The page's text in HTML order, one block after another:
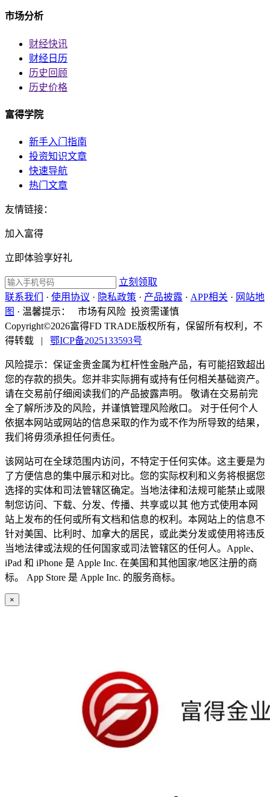
市场分析
财经快讯
财经日历
历史回顾
历史价格
富得学院
新手入门指南
投资知识文章
快速导航
热门文章
友情链接：
加入富得
立即体验享好礼
立刻领取
联系我们
· 使用协议 · 隐私政策 · 产品披露 · APP相关 · 网站地
图 · 温馨提示：
市场有风险 投资需谨慎
Copyright©2026富得FD TRADE版权所有，保留所有权利，不
得转载
| 鄂ICP备2025133593号
风险提示：保证金贵金属为杠杆性金融产品，有可能招致超出
您的存款的损失。您并非实际拥有或持有任何相关基础资产。
请在交易前仔细阅读我们的产品披露声明。 敬请在交易前完
全了解所涉及的风险，并谨慎管理风险敞口。 对于任何个人
依据本网站或网站的信息采取的作为或不作为所导致的结果，
我们将毋须承担任何责任。
该网站可在全球范围内访问，不特定于任何实体。这主要是为
了方便信息的集中展示和对比。您的实际权利和义务将根据您
选择的实体和司法管辖区确定。当地法律和法规可能禁止或限
制您访问、下载、分发、传播、共享或以其 他方式使用本网
站上发布的任何或所有文档和信息的权利。本网站上的信息不
针对美国、比利时、加拿大的居民，或此类分发或使用将违反
当地法律或法规的任何国家或司法管辖区的任何人。Apple、
iPad 和 iPhone 是 Apple Inc. 在美国和其他国家/地区注册的商
标。 App Store 是 Apple Inc. 的服务商标。
×